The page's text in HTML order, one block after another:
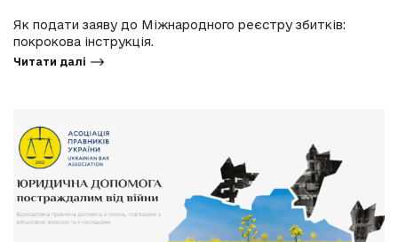
Як подати заяву до Міжнародного реєстру збитків:
покрокова інструкція.
Читати далі